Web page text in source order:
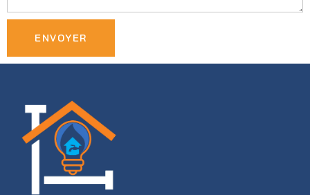
ENVOYER